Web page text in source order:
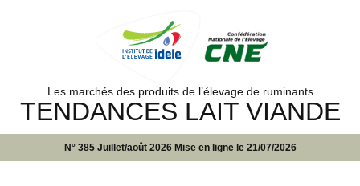
Les marchés des produits de l’élevage de ruminants
TENDANCES LAIT VIANDE
N° 385 Juillet/août 2026 Mise en ligne le 21/07/2026